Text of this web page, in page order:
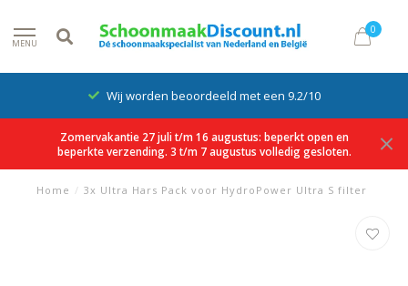
MENU
0
Wij worden beoordeeld met een 9.2/10
Zomervakantie 27 juli t/m 16 augustus: beperkt open en
beperkte verzending. 3 t/m 7 augustus volledig gesloten.
Home / 3x Ultra Hars Pack voor HydroPower Ultra S filter